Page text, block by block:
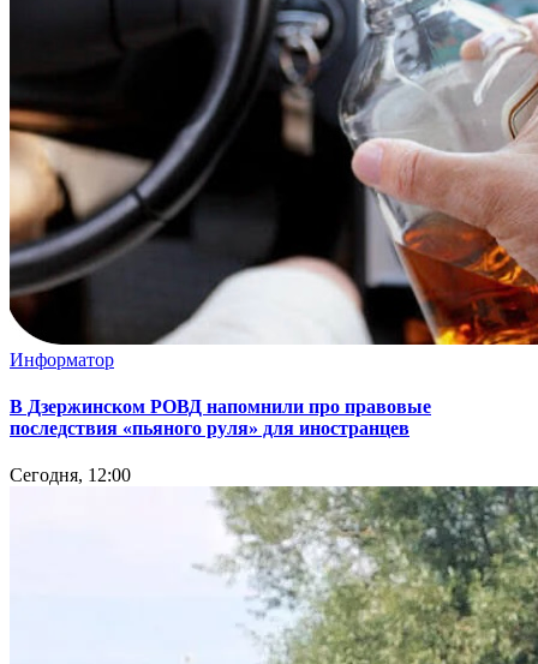
Информатор
В Дзержинском РОВД напомнили про правовые
последствия «пьяного руля» для иностранцев
Сегодня, 12:00